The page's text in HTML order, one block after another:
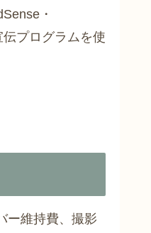
・
プログラムを使
ー維持費、撮影